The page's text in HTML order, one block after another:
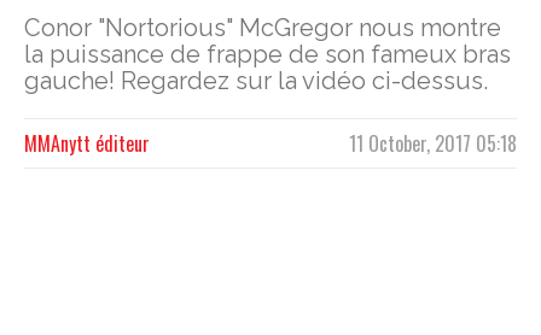
Conor "Nortorious" McGregor nous montre
la puissance de frappe de son fameux bras
gauche! Regardez sur la vidéo ci-dessus.
11 October, 2017 05:18
MMAnytt éditeur